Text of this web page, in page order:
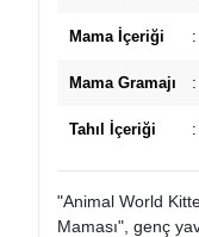
Mama İçeriği :
Mama Gramajı :
Tahıl İçeriği :
"Animal World
Maması", genç